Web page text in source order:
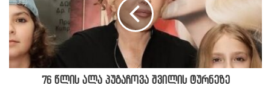
76 წლის ალა პუგაჩოვა შვილის ტურნეზე